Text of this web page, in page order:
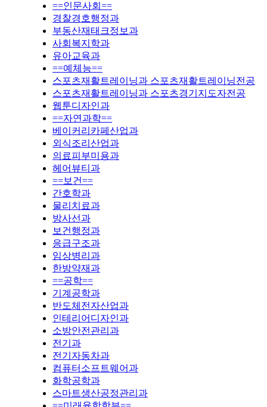
==인문사회==
경찰경호행정과
부동산재태크정보과
사회복지학과
유아교육과
==예체능==
스포츠재활트레이닝과 스포츠재활트레이닝전공
스포츠재활트레이닝과 스포츠경기지도자전공
웹툰디자인과
==자연과학==
베이커리카페산업과
외식조리산업과
의료피부미용과
헤어뷰티과
==보건==
간호학과
물리치료과
방사선과
보건행정과
응급구조과
임상병리과
한방약재과
==공학==
기계공학과
반도체전자산업과
인테리어디자인과
소방안전관리과
전기과
전기자동차과
컴퓨터소프트웨어과
화학공학과
스마트생산공정관리과